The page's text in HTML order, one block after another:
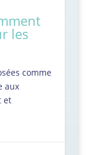
les
comme
aux
et